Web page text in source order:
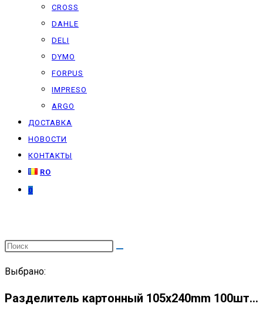
CROSS
DAHLE
DELI
DYMO
FORPUS
IMPRESO
ARGO
ДОСТАВКА
НОВОСТИ
КОНТАКТЫ
RO
0
Выбрано:
Разделитель картонный 105x240mm 100шт…